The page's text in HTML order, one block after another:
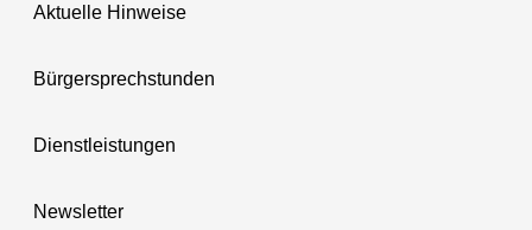
Aktuelle Hinweise
Bürgersprechstunden
Dienstleistungen
Newsletter